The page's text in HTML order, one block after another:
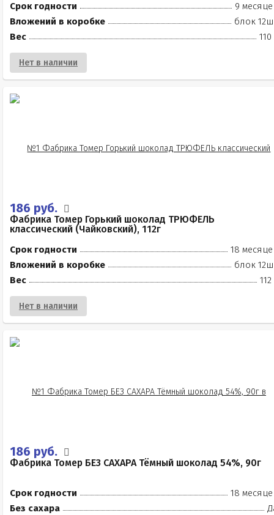
Срок годности
9
Вложений в коробке
блок
Вес
110
Нет в наличии
186 руб.
Фабрика Томер Горький шоколад ТРЮФЕЛЬ
классический (Чайковский), 112г
Срок годности
18
Вложений в коробке
блок
Вес
112
Нет в наличии
186 руб.
Фабрика Томер БЕЗ САХАРА Тёмный шоколад 54%, 90г
Срок годности
18
Без сахара